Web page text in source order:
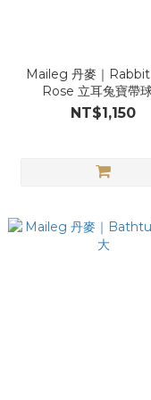
Maileg 丹麥｜
Rose 立耳兔寶帶
NT$1,150